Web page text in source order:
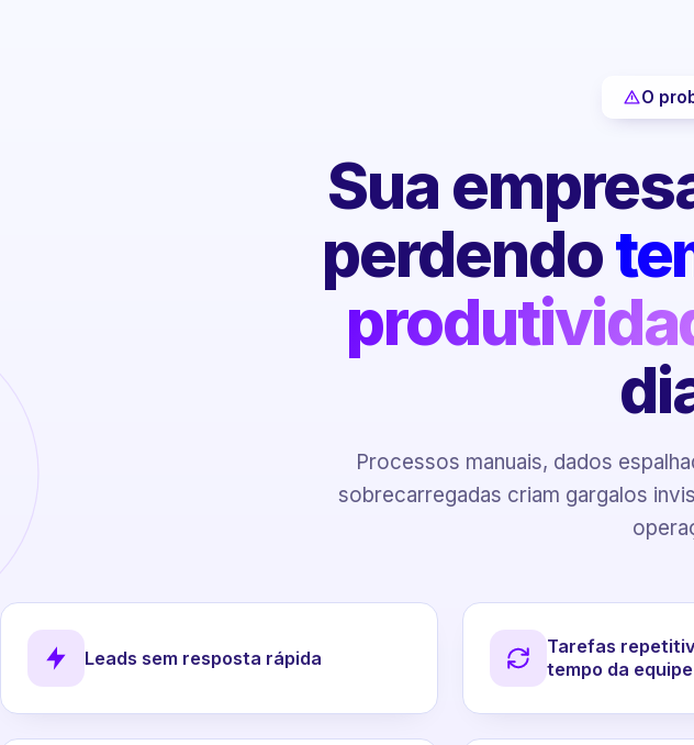
O
Sua
perdendo
Processos manuais, dados
sobrecarregadas criam gargalos
Leads sem resposta rápida
Tarefas
tempo da equipe